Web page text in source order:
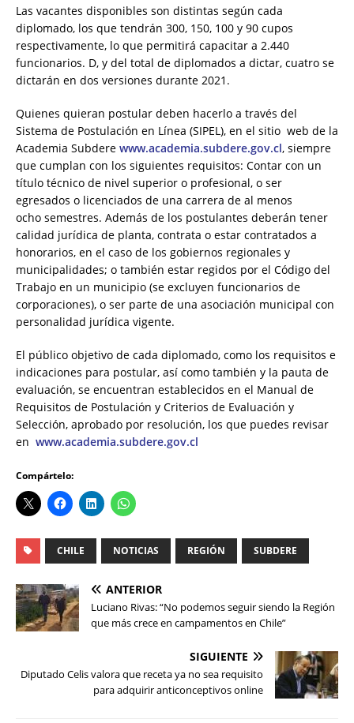
Las vacantes disponibles son distintas según cada
diplomado, los que tendrán 300, 150, 100 y 90 cupos
respectivamente, lo que permitirá capacitar a 2.440
funcionarios. D, y del total de diplomados a dictar, cuatro se
dictarán en dos versiones durante 2021.
Quienes quieran postular deben hacerlo a través del
Sistema de Postulación en Línea (SIPEL), en el sitio web de la
Academia Subdere www.academia.subdere.gov.cl, siempre
que cumplan con los siguientes requisitos: Contar con un
título técnico de nivel superior o profesional, o ser
egresados o licenciados de una carrera de al menos
ocho semestres. Además de los postulantes deberán tener
calidad jurídica de planta, contrata o estar contratados a
honorarios, en el caso de los gobiernos regionales y
municipalidades; o también estar regidos por el Código del
Trabajo en un municipio (se excluyen funcionarios de
corporaciones), o ser parte de una asociación municipal con
personalidad jurídica vigente.
El público objetivo de cada diplomado, como los requisitos e
indicaciones para postular, así como también y la pauta de
evaluación, se encuentran establecidos en el Manual de
Requisitos de Postulación y Criterios de Evaluación y
Selección, aprobado por resolución, los que puedes revisar
en www.academia.subdere.gov.cl
Compártelo:
CHILE NOTICIAS REGIÓN SUBDERE
ANTERIOR
Luciano Rivas: “No podemos seguir siendo la Región
que más crece en campamentos en Chile”
SIGUIENTE
Diputado Celis valora que receta ya no sea requisito
para adquirir anticonceptivos online